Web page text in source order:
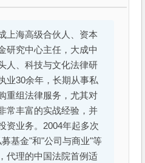
上海高级合伙人、资本
研究中心主任，大成中
人、科技与文化法律研
业30余年，长期从事私
重组法律服务，尤其对
常丰富的实战经验，并
资业务。2004年起多次
募基金"和"公司与商业"等
代理的中国法院首例适